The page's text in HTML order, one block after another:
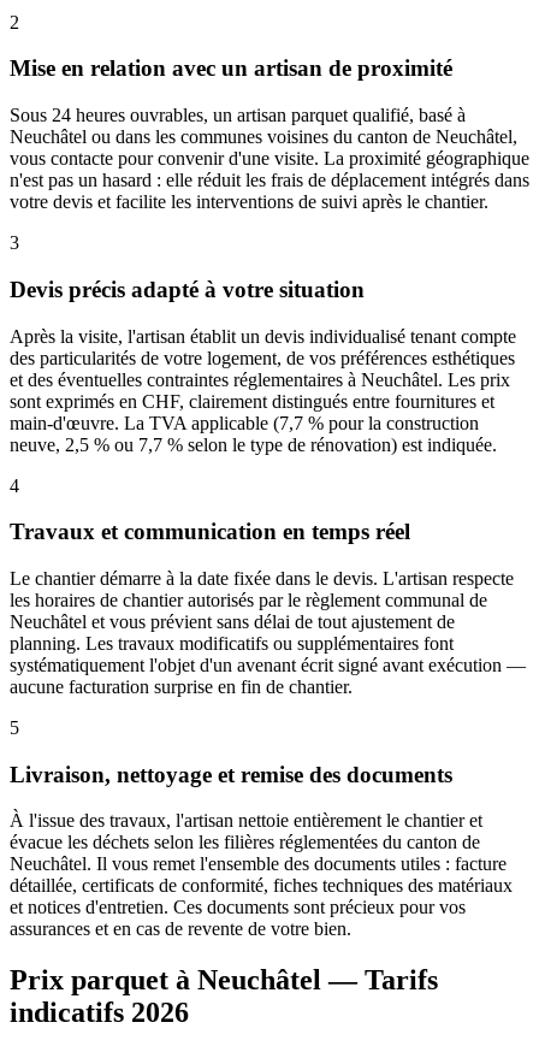
2
Mise en relation avec un artisan de proximité
Sous 24 heures ouvrables, un artisan parquet qualifié, basé à
Neuchâtel ou dans les communes voisines du canton de Neuchâtel,
vous contacte pour convenir d'une visite. La proximité géographique
n'est pas un hasard : elle réduit les frais de déplacement intégrés dans
votre devis et facilite les interventions de suivi après le chantier.
3
Devis précis adapté à votre situation
Après la visite, l'artisan établit un devis individualisé tenant compte
des particularités de votre logement, de vos préférences esthétiques
et des éventuelles contraintes réglementaires à Neuchâtel. Les prix
sont exprimés en CHF, clairement distingués entre fournitures et
main-d'œuvre. La TVA applicable (7,7 % pour la construction
neuve, 2,5 % ou 7,7 % selon le type de rénovation) est indiquée.
4
Travaux et communication en temps réel
Le chantier démarre à la date fixée dans le devis. L'artisan respecte
les horaires de chantier autorisés par le règlement communal de
Neuchâtel et vous prévient sans délai de tout ajustement de
planning. Les travaux modificatifs ou supplémentaires font
systématiquement l'objet d'un avenant écrit signé avant exécution —
aucune facturation surprise en fin de chantier.
5
Livraison, nettoyage et remise des documents
À l'issue des travaux, l'artisan nettoie entièrement le chantier et
évacue les déchets selon les filières réglementées du canton de
Neuchâtel. Il vous remet l'ensemble des documents utiles : facture
détaillée, certificats de conformité, fiches techniques des matériaux
et notices d'entretien. Ces documents sont précieux pour vos
assurances et en cas de revente de votre bien.
Prix parquet à Neuchâtel — Tarifs
indicatifs 2026